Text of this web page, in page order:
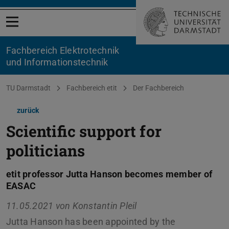
Menü öffnen
Fachbereich Elektrotechnik
und Informationstechnik
Sie befinden sich hier:
TU Darmstadt Fachbereich etit Der Fachbereich
zurück
Scientific support for
politicians
etit professor Jutta Hanson becomes member of
EASAC
11.05.2021 von Konstantin Pleil
Jutta Hanson has been appointed by the